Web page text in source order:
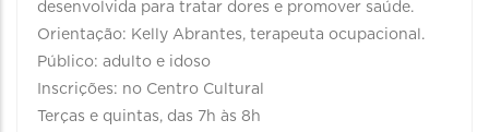
desenvolvida para tratar dores e promover saúde.
Orientação: Kelly Abrantes, terapeuta ocupacional.
Público: adulto e idoso
Inscrições: no Centro Cultural
Terças e quintas, das 7h às 8h